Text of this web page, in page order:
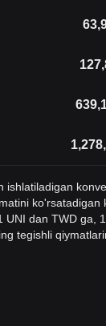
ishlatiladigan
ko'rsatadigan
dan TWD ga,
tegishli